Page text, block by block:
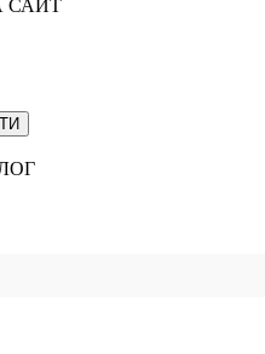
САЙТ